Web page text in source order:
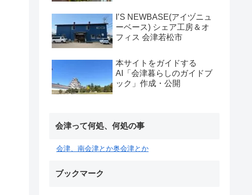
I’S NEWBASE(アイヅニュ
ーベース) シェア工房＆オ
フィス 会津若松市
本サイトをガイドする
AI「会津暮らしのガイドブ
ック」作成・公開
会津って何処、何処の事
会津、南会津とか奥会津とか
ブックマーク